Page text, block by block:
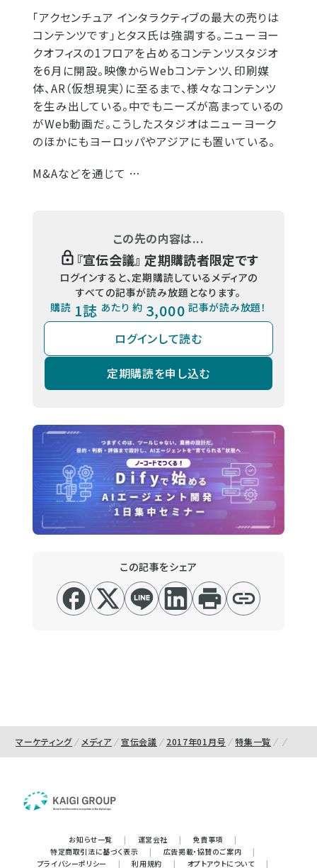
「アクセンチュア インタラクティブの最大の売りは
コンテンツです」とタス氏は強調する。ニューヨー
クオフィスの1フロアを占めるコンテンツスタジオ
を6月に開設。映像からWebコンテンツ、印刷媒
体、AR（仮想現実）に至るまで、様々なコンテンツ
を生み出している。中でもニーズが高まっているの
がWeb動画だ。こうしたスタジオはニューヨーク
のほかにもヨーロッパやアジアにも置いている。
M&Aなどを通じて …
この先の内容は...
『宣伝会議』 定期購読者限定です
ログインすると、定期購読しているメディアの
すべての記事が読み放題となります。
購読 1誌 あたり 約 3,000 記事が読み放題！
ログインして読む
定期購読を申し込む
この記事をシェア
マーケティング メディア 宣伝会議 2017年01月号 特集一覧
お知らせ一覧 | 運営会社 | 免責事項
|
特定商取引法に基づく表示
| 広告掲載・協賛のご案内
|
プライバシーポリシー
| 利用規約 | オプトアウトについて |